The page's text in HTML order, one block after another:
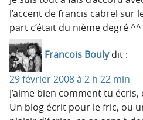
l’accent de francis cabrel sur
part c’était du nième degré ^^
Francois Bouly dit :
29 février 2008 à 2 h 22 min
J’aime bien comment tu écris,
Un blog écrit pour le fric, ou